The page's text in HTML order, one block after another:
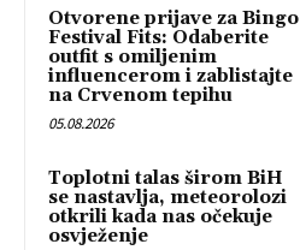
Otvorene prijave za Bingo
Festival Fits: Odaberite
outfit s omiljenim
influencerom i zablistajte
na Crvenom tepihu
05.08.2026
Toplotni talas širom BiH
se nastavlja, meteorolozi
otkrili kada nas očekuje
osvježenje